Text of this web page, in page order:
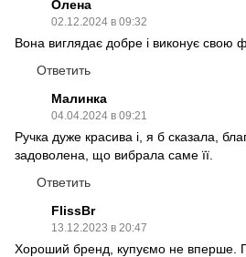
Олена
02.12.2024 в 09:32
Вона виглядає добре і виконує свою
Ответить
Малинка
04.04.2024 в 09:21
Ручка дуже красива і, я б сказала,
задоволена, що вибрала саме її.
Ответить
FlissBr
13.12.2023 в 20:47
Хороший бренд, купуємо не вперше.